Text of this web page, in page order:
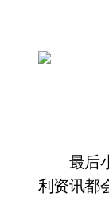
最后小
利资讯都